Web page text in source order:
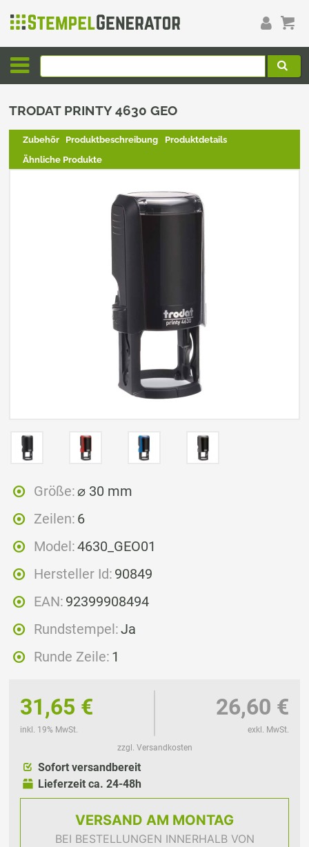
TRODAT PRINTY 4630 GEO
Zubehör Produktbeschreibung
Produktdetails
Ähnliche Produkte
Größe:⌀ 30 mm
Zeilen: 6
Model:4630_GEO01
Hersteller Id: 90849
EAN: 92399908494
Rundstempel:Ja
Runde Zeile: 1
31,65 €
inkl. 19% MwSt.
26,60 €
exkl. MwSt.
zzgl. Versandkosten
Sofort versandbereit
Lieferzeit ca. 24-48h
VERSAND AM MONTAG
BEI BESTELLUNGEN INNERHALB VON